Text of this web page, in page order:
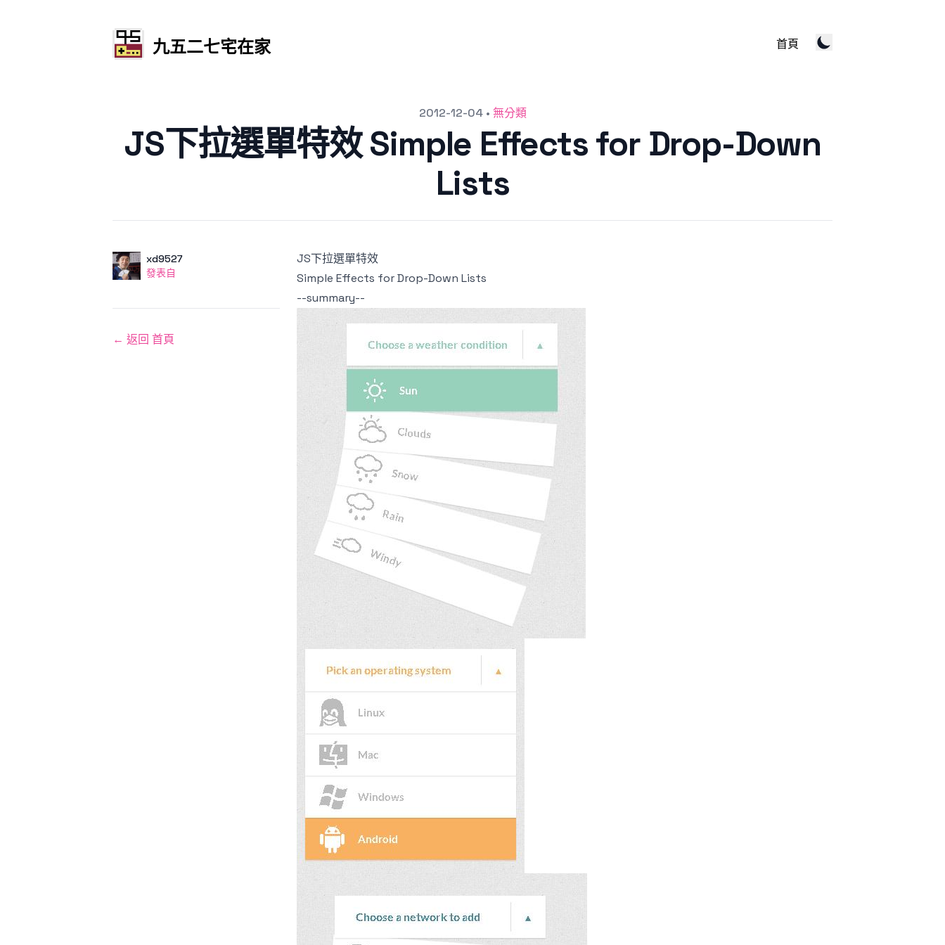
九五二七宅在家 首頁
2012-12-04• 無分類
JS下拉選單特效 Simple Effects for Drop-Down
Lists
作者 使用者
xd9527
發表自
發表自
JS下拉選單特效
Simple Effects for Drop-Down Lists
--summary--
← 返回 首頁